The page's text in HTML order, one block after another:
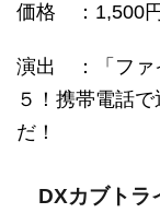
価格 ：1,500
演出 ：「ファ
５！携帯電話
だ！
DXカブトラ